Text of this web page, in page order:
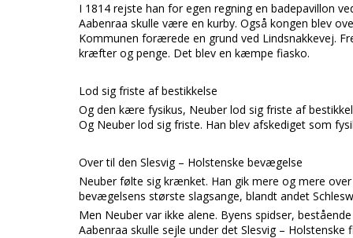
I 1814 rejste han for egen regning en badepavillon
Aabenraa skulle være en kurby. Også kongen blev
Kommunen forærede en grund ved Lindsnakkevej.
kræfter og penge. Det blev en kæmpe fiasko.
Lod sig friste af bestikkelse
Og den kære fysikus, Neuber lod sig friste af
Og Neuber lod sig friste. Han blev afskediget som
Over til den Slesvig – Holstenske bevægelse
Neuber følte sig krænket. Han gik mere og mere
bevægelsens største slagsange, blandt andet
Men Neuber var ikke alene. Byens spidser,
Aabenraa skulle sejle under det Slesvig – Holstenske